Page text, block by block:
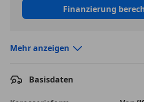
Finanzierung
Laufzeit
Mehr anzeigen
Basisdaten